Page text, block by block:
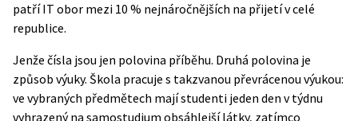
patří IT obor mezi 10 % nejnáročnějších na přijetí v celé
republice.
Jenže čísla jsou jen polovina příběhu. Druhá polovina je
způsob výuky. Škola pracuje s takzvanou převrácenou výukou:
ve vybraných předmětech mají studenti jeden den v týdnu
vyhrazený na samostudium obsáhlejší látky, zatímco